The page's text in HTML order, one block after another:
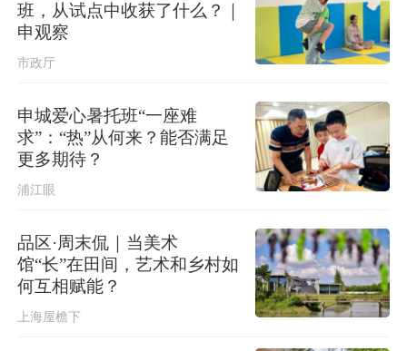
班，从试点中收获了什么？｜
申观察
市政厅
申城爱心暑托班“一座难
求”：“热”从何来？能否满足
更多期待？
浦江眼
品区·周末侃｜当美术
馆“长”在田间，艺术和乡村如
何互相赋能？
上海屋檐下